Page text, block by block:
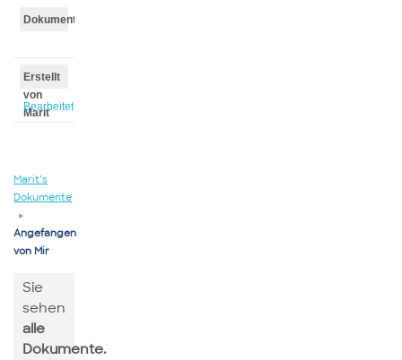
Dokumente
Erstellt
von
Marit
Bearbeitet
Marit’s
Dokumente
▸
Angefangen
von Mir
Sie
sehen
alle
Dokumente.